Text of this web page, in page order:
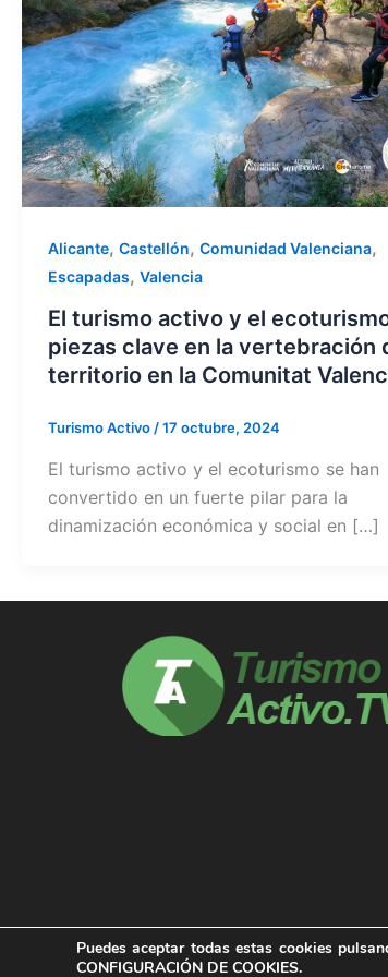
Alicante, Castellón, Comunidad Valenciana,
Escapadas, Valencia
El turismo activo y el
piezas clave en la vertebración
territorio en la Comunitat
Turismo Activo /17 octubre, 2024
El turismo activo y el ecoturismo se han
convertido en un fuerte pilar para la
dinamización económica y social en […]
Puedes aceptar todas estas cookies
CONFIGURACIÓN DE COOKIES.